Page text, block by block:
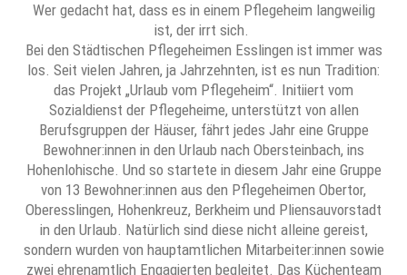
Wer gedacht hat, dass es in einem Pflegeheim langweilig
ist, der irrt sich.
Bei den Städtischen Pflegeheimen Esslingen ist immer was
los. Seit vielen Jahren, ja Jahrzehnten, ist es nun Tradition:
das Projekt „Urlaub vom Pflegeheim“. Initiiert vom
Sozialdienst der Pflegeheime, unterstützt von allen
Berufsgruppen der Häuser, fährt jedes Jahr eine Gruppe
Bewohner:innen in den Urlaub nach Obersteinbach, ins
Hohenlohische. Und so startete in diesem Jahr eine Gruppe
von 13 Bewohner:innen aus den Pflegeheimen Obertor,
Oberesslingen, Hohenkreuz, Berkheim und Pliensauvorstadt
in den Urlaub. Natürlich sind diese nicht alleine gereist,
sondern wurden von hauptamtlichen Mitarbeiter:innen sowie
zwei ehrenamtlich Engagierten begleitet. Das Küchenteam